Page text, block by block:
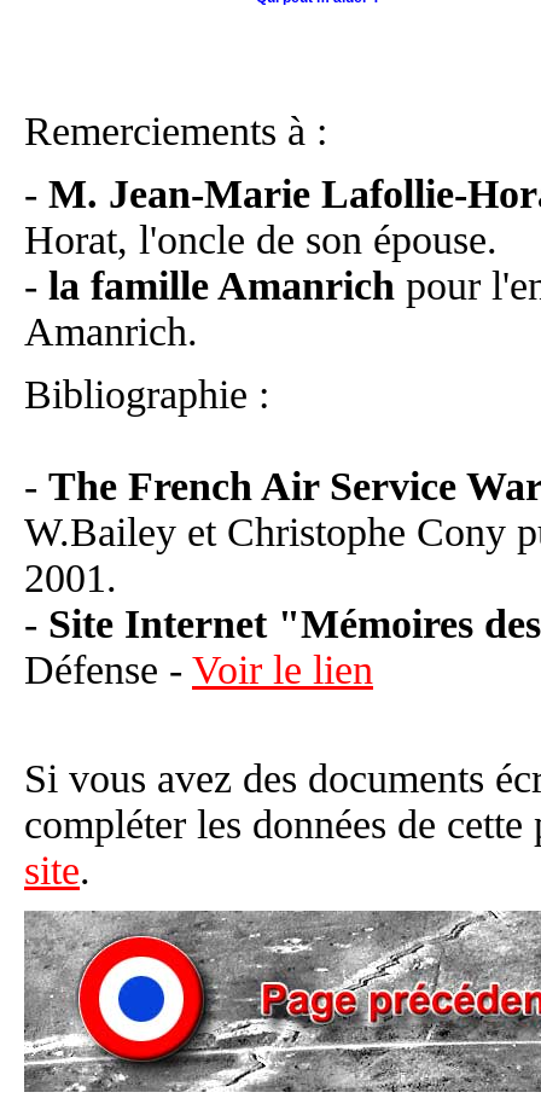
Remerciements à :
- M. Jean-Marie Lafollie-
Horat, l'oncle de son épouse.
- la famille Amanrich pour
Amanrich.
Bibliographie :
- The French Air Service
W.Bailey et Christophe Cony
2001.
- Site Internet "Mémoires
Défense - Voir le lien
Si vous avez des documents
compléter les données de
site.